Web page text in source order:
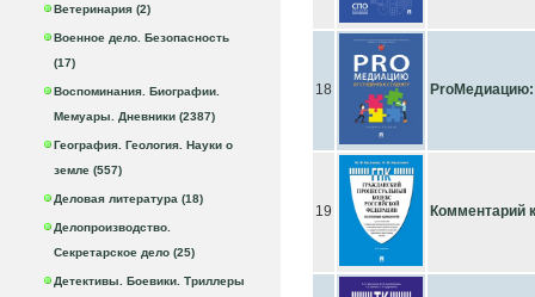
Ветеринария (2)
Военное дело. Безопасность
(17)
Воспоминания. Биографии.
Мемуары. Дневники (2387)
География. Геология. Науки о
земле (557)
Деловая литература (18)
Делопроизводство.
Секретарское дело (25)
Детективы. Боевики. Триллеры
18 ProМедиацию:
19 Комментарий